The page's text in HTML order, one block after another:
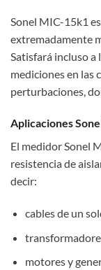
Sonel MIC-15k1
extremadamente
Satisfará incluso a
mediciones en las
perturbaciones,
Aplicaciones
El medidor Sonel
resistencia de
decir:
cables de un
motores y